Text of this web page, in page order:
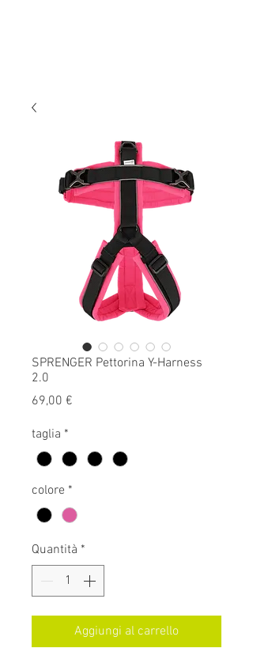
SPRENGER Pettorina Y-Harness
2.0
69,00 €
taglia *
colore *
Quantità *
Aggiungi al carrello